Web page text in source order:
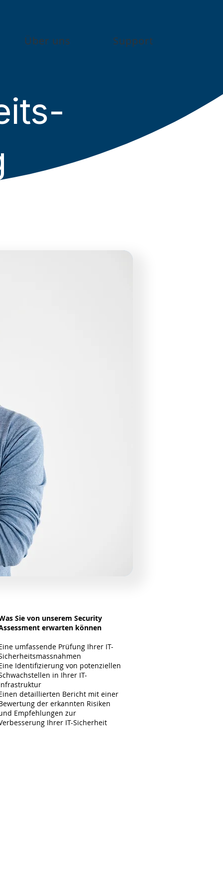
Über uns Support
Sie von unserem Security
erwarten können
umfassende Prüfung Ihrer IT-
Identifizierung von potenziellen
in Ihrer IT-
detaillierten Bericht mit einer
der erkannten Risiken
Empfehlungen zur
Ihrer IT-Sicherheit